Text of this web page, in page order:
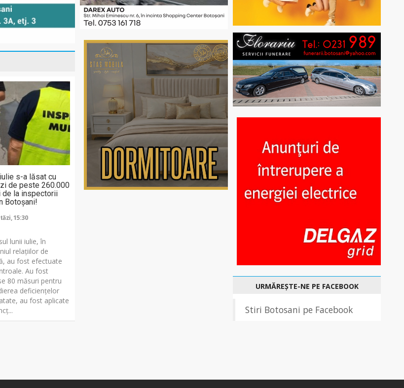
s-a lăsat cu
de peste 260.000
de la inspectorii
Botoșani!
15:30
lunii iulie, în
relațiilor de
au fost efectuate
Au fost
80 măsuri pentru
deficiențelor
au fost aplicate
URMĂREȘTE-NE PE FACEBOOK
Stiri Botosani pe Facebook